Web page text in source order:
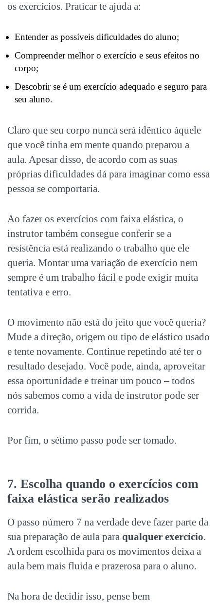
os exercícios. Praticar te ajuda a:
Entender as possíveis dificuldades do aluno;
Compreender melhor o exercício e seus efeitos no
corpo;
Descobrir se é um exercício adequado e seguro para
seu aluno.
Claro que seu corpo nunca será idêntico àquele
que você tinha em mente quando preparou a
aula. Apesar disso, de acordo com as suas
próprias dificuldades dá para imaginar como essa
pessoa se comportaria.
Ao fazer os exercícios com faixa elástica, o
instrutor também consegue conferir se a
resistência está realizando o trabalho que ele
queria. Montar uma variação de exercício nem
sempre é um trabalho fácil e pode exigir muita
tentativa e erro.
O movimento não está do jeito que você queria?
Mude a direção, origem ou tipo de elástico usado
e tente novamente. Continue repetindo até ter o
resultado desejado. Você pode, ainda, aproveitar
essa oportunidade e treinar um pouco – todos
nós sabemos como a vida de instrutor pode ser
corrida.
Por fim, o sétimo passo pode ser tomado.
7. Escolha quando o exercícios com
faixa elástica serão realizados
O passo número 7 na verdade deve fazer parte da
sua preparação de aula para qualquer exercício.
A ordem escolhida para os movimentos deixa a
aula bem mais fluida e prazerosa para o aluno.
Na hora de decidir isso, pense bem